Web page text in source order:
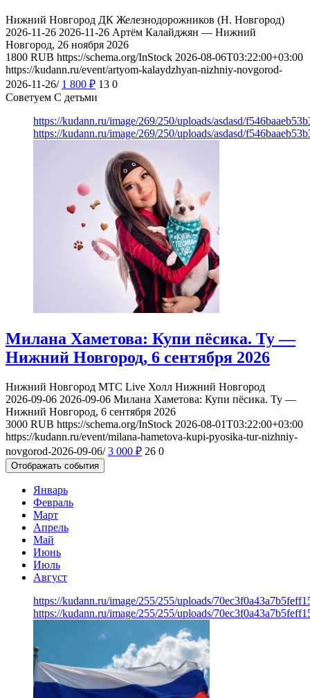
Нижний Новгород ДК Железнодорожников (Н. Новгород)
2026-11-26 2026-11-26 Артём Калайджян — Нижний
Новгород, 26 ноября 2026
1800 RUB https://schema.org/InStock 2026-08-06T03:22:00+03:00
https://kudann.ru/event/artyom-kalaydzhyan-nizhniy-novgorod-
2026-11-26/ 1 800 ₽ 13 0
Советуем С детьми
https://kudann.ru/image/269/250/uploads/asdasd/
https://kudann.ru/image/269/250/uploads/asdasd/
Милана Хаметова: Купи пёсика. Ту —
Нижний Новгород, 6 сентября 2026
Нижний Новгород МТС Live Холл Нижний Новгород
2026-09-06 2026-09-06 Милана Хаметова: Купи пёсика. Ту —
Нижний Новгород, 6 сентября 2026
3000 RUB https://schema.org/InStock 2026-08-01T03:22:00+03:00
https://kudann.ru/event/milana-hametova-kupi-pyosika-tur-nizhniy-
novgorod-2026-09-06/ 3 000 ₽ 26 0
Отображать события
Январь
Февраль
Март
Апрель
Май
Июнь
Июль
Август
https://kudann.ru/image/255/255/uploads/
https://kudann.ru/image/255/255/uploads/